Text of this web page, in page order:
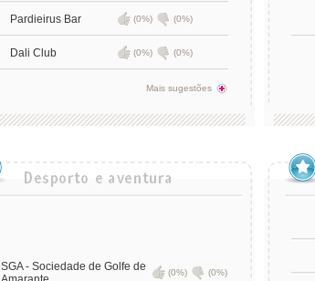
Pardieirus Bar (0%) (0%)
Dali Club (0%) (0%)
Mais sugestões
SGA - Sociedade de Golfe de
(0%) (0%)